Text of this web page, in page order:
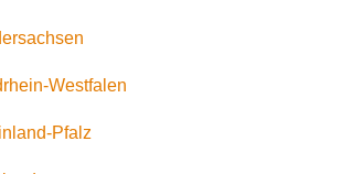
Westfalen
Pfalz